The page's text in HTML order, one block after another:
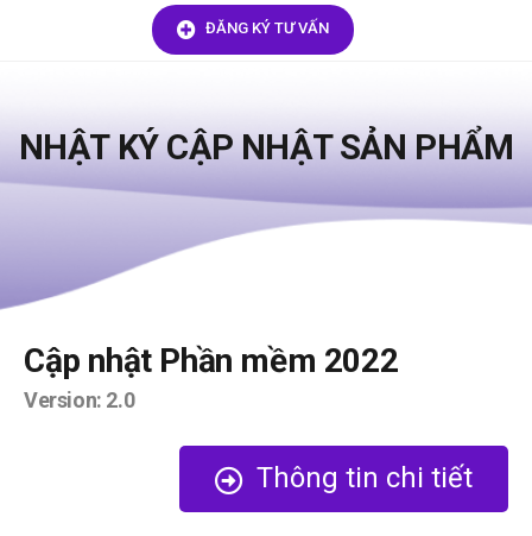
ĐĂNG KÝ TƯ VẤN
NHẬT KÝ CẬP NHẬT SẢN PHẨM
Cập nhật Phần mềm 2022
Version: 2.0
Thông tin chi tiết